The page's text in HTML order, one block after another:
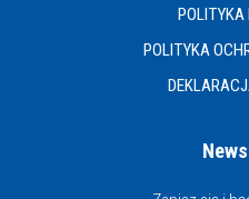
POLITYKA
POLITYKA